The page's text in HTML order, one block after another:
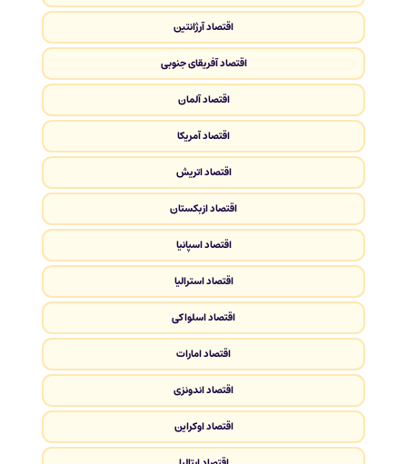
اقتصاد آرژانتین
اقتصاد آفریقای جنوبی
اقتصاد آلمان
اقتصاد آمریکا
اقتصاد اتریش
اقتصاد ازبکستان
اقتصاد اسپانیا
اقتصاد استرالیا
اقتصاد اسلواکی
اقتصاد امارات
اقتصاد اندونزی
اقتصاد اوکراین